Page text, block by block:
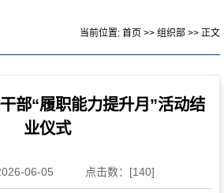
当前位置: 首页 >> 组织部 >> 正文
部“履职能力提升月”活动结
业仪式
06-05 点击数：[140]